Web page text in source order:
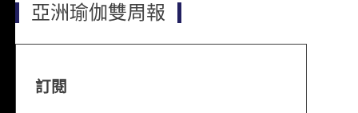
亞洲瑜伽雙周報
訂閱